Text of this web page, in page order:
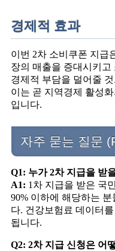
경제적 효과
이번 2차 소비쿠폰 지급
장의 매출을 증대시키고
경제적 부담을 덜어줄
이는 곧 지역경제 활성
입니다.
자주 묻는 질문
Q1: 누가 2차 지급을 받
A1: 1차 지급을 받은 국
90% 이하에 해당하는 분
다. 건강보험료 데이터
됩니다.
Q2: 2차 지급 신청은 어